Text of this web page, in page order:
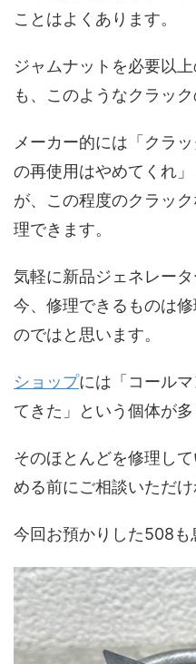
ことはよくあります。
ジャムナットを必要以
も、このようなクラック
メーカー的には「クラ
の再使用はやめてくれ
が、この程度のクラッ
理できます。
気軽に新品ジェネレー
今、修理できるものは
のではと思います。
ショップには「コール
てきた」という個体が多
そのほとんどを修理し
める前にご相談いただけ
今回お預かりした508も